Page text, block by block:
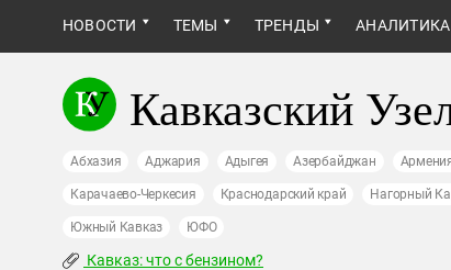
НОВОСТИ ТЕМЫ ТРЕНДЫ АНАЛИТИКА
Кавказский
Абхазия Аджария Адыгея Азербайджан
Карачаево-Черкесия Краснодарский край Нагорный
Южный Кавказ ЮФО
Кавказ: что с бензином?